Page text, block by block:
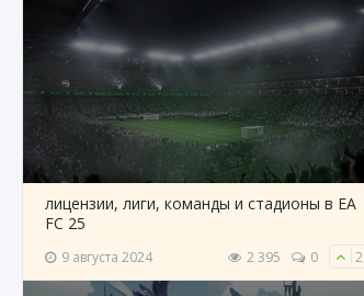
лицензии, лиги, команды и стадионы в EA
FC 25
9 августа 2024 2 395 0 2